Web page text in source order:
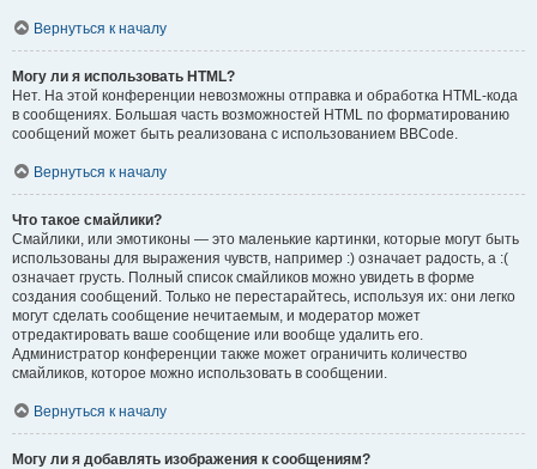
Вернуться к началу
Могу ли я использовать HTML?
Нет. На этой конференции невозможны отправка и обработка HTML-кода
в сообщениях. Большая часть возможностей HTML по форматированию
сообщений может быть реализована с использованием BBCode.
Вернуться к началу
Что такое смайлики?
Смайлики, или эмотиконы — это маленькие картинки, которые могут быть
использованы для выражения чувств, например :) означает радость, а :(
означает грусть. Полный список смайликов можно увидеть в форме
создания сообщений. Только не перестарайтесь, используя их: они легко
могут сделать сообщение нечитаемым, и модератор может
отредактировать ваше сообщение или вообще удалить его.
Администратор конференции также может ограничить количество
смайликов, которое можно использовать в сообщении.
Вернуться к началу
Могу ли я добавлять изображения к сообщениям?